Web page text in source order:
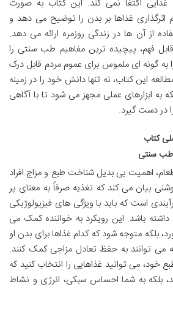
اکتفا نمی کند. این کتاب به صورت
اثرگذاری غذاها بر بدن را توضیح می دهد و
از آن ها در زندگی روزمره ارائه می دهد.
قابل فهم، پیچیده ترین مفاهیم طب سنتی را
به گونه ای ملموس برای عموم مردم قابل درک
این کتاب، نه تنها دانش خود را در زمینه
به ابزارهای عملی مجهز می شود تا با آگاهی
در دست گیرد.
کتاب
طب سنتی
اهمیت بی بدیل شناخت طبع و مزاج افراد
بیان می کند که تغذیه صرفاً به معنای پر
است که باید با ویژگی های فیزیولوژیکی
باشد. این رویکرد به خواننده کمک می
بلکه متوجه شود که کدام غذاها برای بدن او
توانند به حفظ تعادل مزاجی کمک کنند.
خود، می توانید غذاهایی را انتخاب کنید که
بلکه به شما احساس سبکی، انرژی و نشاط